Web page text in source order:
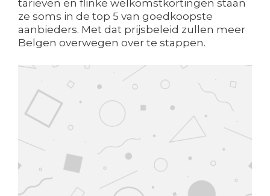
tarieven en flinke welkomstkortingen staan
ze soms in de top 5 van goedkoopste
aanbieders. Met dat prijsbeleid zullen meer
Belgen overwegen over te stappen.